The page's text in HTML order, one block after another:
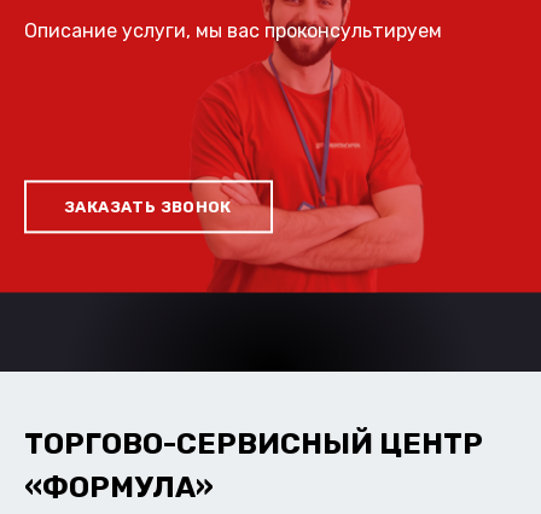
Описание услуги, мы вас проконсультируем
ЗАКАЗАТЬ ЗВОНОК
ТОРГОВО-СЕРВИСНЫЙ ЦЕНТР
«ФОРМУЛА»